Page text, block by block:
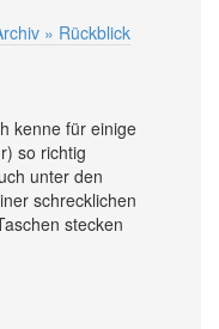
» Rückblick
kenne für einige
so richtig
unter den
schrecklichen
stecken